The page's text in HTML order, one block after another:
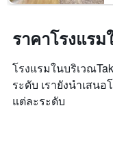
ราคาโรงแร
โรงแรมในบริเวณ
ระดับ เรายังนำเสน
แต่ละระดับ